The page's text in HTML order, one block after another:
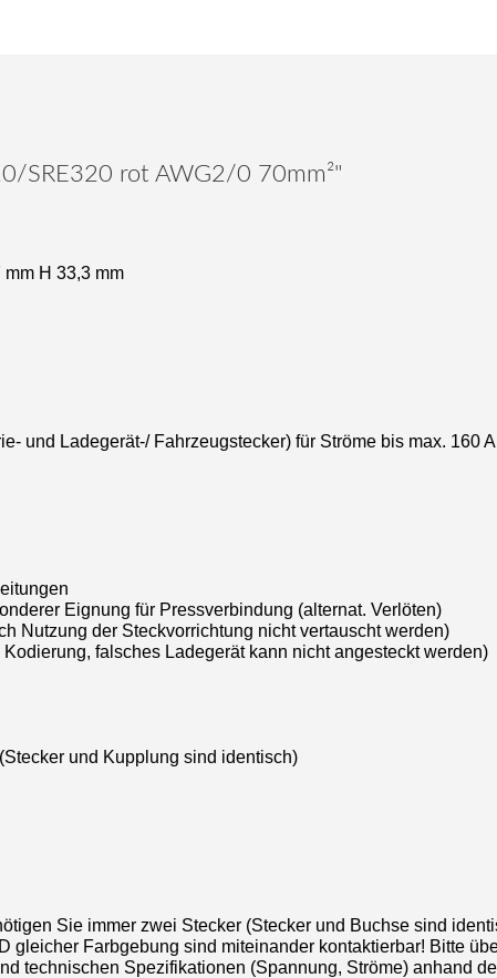
SRE320 rot AWG2/0 70mm²"
H 33,3 mm
und Ladegerät-/ Fahrzeugstecker) für Ströme bis max. 160
Eignung für Pressverbindung (alternat. Verlöten)
Nutzung der Steckvorrichtung nicht vertauscht werden)
falsches Ladegerät kann nicht angesteckt werden)
und Kupplung sind identisch)
Sie immer zwei Stecker (Stecker und Buchse sind
gleicher Farbgebung sind miteinander kontaktierbar! Bitte
technischen Spezifikationen (Spannung, Ströme) anhand